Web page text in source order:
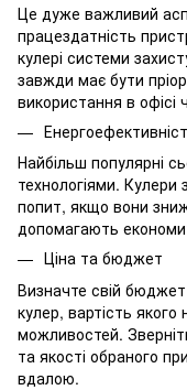
Це дуже важливий
працездатність
кулері системи
завжди має бути
використання в офісі
Найбільш популярні
технологіями.
попит, якщо вони
допомагають
Ціна та бюджет
Визначте свій
кулер, вартість
можливостей.
та якості обраного
вдалою.